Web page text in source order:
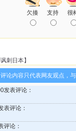
欠揍 支持 很
刺日本】
评论内容只代表网友观点，
发表评论：
表评论：
评论：